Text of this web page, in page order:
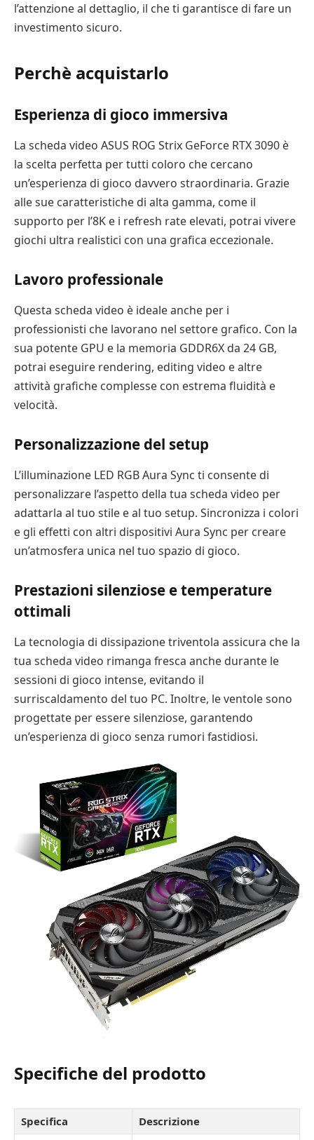
l’attenzione al dettaglio, il che ti garantisce di fare un
investimento sicuro.
Perchè acquistarlo
Esperienza di gioco immersiva
La scheda video ASUS ROG Strix GeForce RTX 3090 è
la scelta perfetta per tutti coloro che cercano
un’esperienza di gioco davvero straordinaria. Grazie
alle sue caratteristiche di alta gamma, come il
supporto per l’8K e i refresh rate elevati, potrai vivere
giochi ultra realistici con una grafica eccezionale.
Lavoro professionale
Questa scheda video è ideale anche per i
professionisti che lavorano nel settore grafico. Con la
sua potente GPU e la memoria GDDR6X da 24 GB,
potrai eseguire rendering, editing video e altre
attività grafiche complesse con estrema fluidità e
velocità.
Personalizzazione del setup
L’illuminazione LED RGB Aura Sync ti consente di
personalizzare l’aspetto della tua scheda video per
adattarla al tuo stile e al tuo setup. Sincronizza i colori
e gli effetti con altri dispositivi Aura Sync per creare
un’atmosfera unica nel tuo spazio di gioco.
Prestazioni silenziose e temperature
ottimali
La tecnologia di dissipazione triventola assicura che la
tua scheda video rimanga fresca anche durante le
sessioni di gioco intense, evitando il
surriscaldamento del tuo PC. Inoltre, le ventole sono
progettate per essere silenziose, garantendo
un’esperienza di gioco senza rumori fastidiosi.
Specifiche del prodotto
Specifica
Descrizione